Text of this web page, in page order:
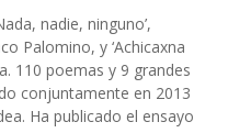
nadie, ninguno’,
Palomino, y ‘Achicaxna
110 poemas y 9 grandes
conjuntamente en 2013
Ha publicado el ensayo